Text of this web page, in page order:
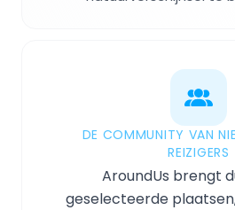
DE COMMUNITY VAN
REIZIGERS
AroundUs brengt
geselecteerde